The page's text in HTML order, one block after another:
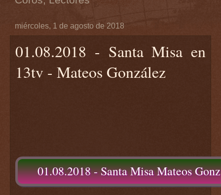
miércoles, 1 de agosto de 2018
01.08.2018 - Santa Misa en
13tv - Mateos González
01.08.2018 - Santa Misa Mateos